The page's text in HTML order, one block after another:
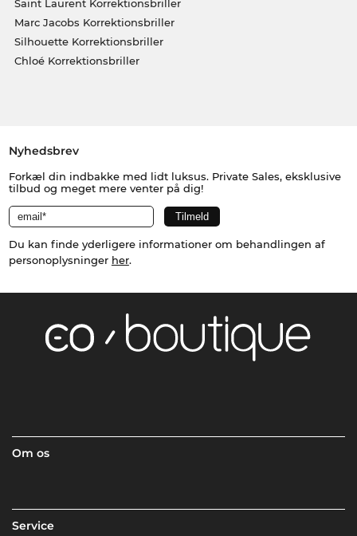
Saint Laurent Korrektionsbriller
Marc Jacobs Korrektionsbriller
Silhouette Korrektionsbriller
Chloé Korrektionsbriller
Nyhedsbrev
Forkæl din indbakke med lidt luksus. Private Sales, eksklusive
tilbud og meget mere venter på dig!
Du kan finde yderligere informationer om behandlingen af
personoplysninger her.
Om os
Service